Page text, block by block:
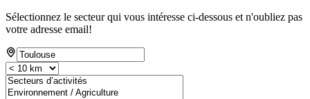
Sélectionnez le secteur qui vous intéresse ci-dessous et n'oubliez pas
votre adresse email!